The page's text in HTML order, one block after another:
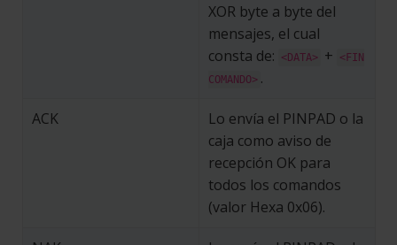
XOR byte a byte del
mensajes, el cual
consta de:
<DATA> +
<FIN
COMANDO> .
ACK
Lo envía el PINPAD o la
caja como aviso de
recepción OK para
todos los comandos
(valor Hexa 0x06).